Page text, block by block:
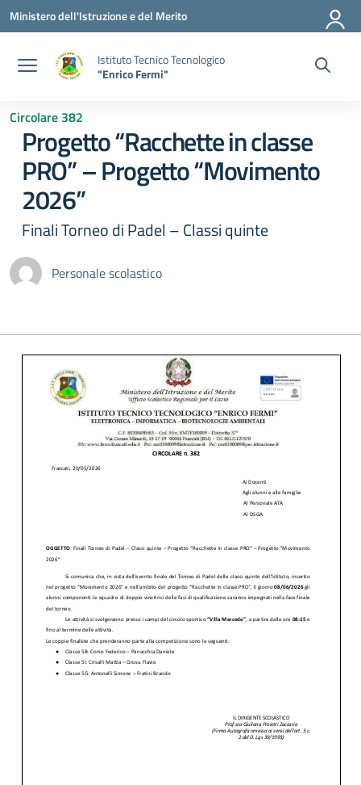
Vai ai contenuti
Vai al menu di navigazione
Vai al footer
Ministero dell'Istruzione e del Merito
Istituto Tecnico Tecnologico
"Enrico Fermi"
Circolare 382
Progetto “Racchette in classe
PRO” – Progetto “Movimento
2026”
Finali Torneo di Padel – Classi quinte
Personale scolastico